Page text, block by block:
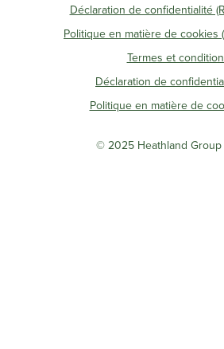
Déclaration de confidentialité
Politique en matière de cookies
Termes et
Déclaration de
Politique en matière de
© 2025 Heathland Group